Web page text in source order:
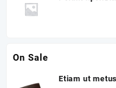
On Sale
Etiam ut